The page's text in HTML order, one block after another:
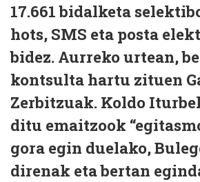
17.661 bidalketa
hots, SMS eta posta
bidez. Aurreko urtean,
kontsulta hartu zituen
Zerbitzuak. Koldo
ditu emaitzook
gora egin duelako,
direnak eta bertan